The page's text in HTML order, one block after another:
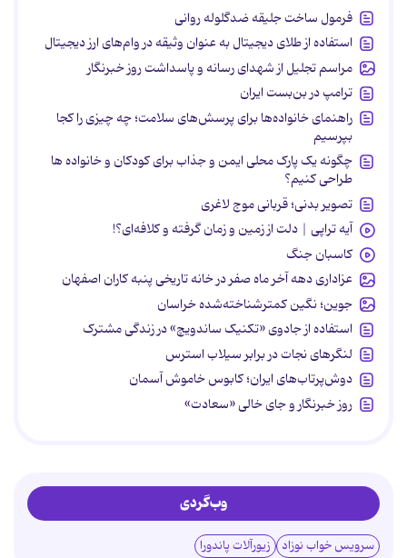
فرمول ساخت جلیقه ضدگلوله روانی
استفاده از طلای دیجیتال به عنوان وثیقه در وام‌های ارز دیجیتال
مراسم تجلیل از شهدای رسانه و پاسداشت روز خبرنگار
ترامپ در بن‌بست ایران
راهنمای خانواده‌ها برای پرسش‌های سلامت؛ چه چیزی را کجا
بپرسیم
چگونه یک پارک محلی ایمن و جذاب برای کودکان و خانواده ها
طراحی کنیم؟
تصویر بدنی؛ قربانی موج لاغری
آیه تراپی | دلت از زمین و زمان گرفته و کلافه‌ای؟!
کاسبان جنگ
عزاداری دهه آخر ماه صفر در خانه تاریخی پنبه کاران اصفهان
جوین؛ نگین کمترشناخته‌شده خراسان
استفاده از جادوی «تکنیک ساندویچ» در زندگی مشترک
لنگرهای نجات در برابر سیلاب استرس
دوش‌پرتاب‌های ایران؛ کابوس خاموش آسمان
روز خبرنگار و جای خالی «سعادت»
وب‌گردی
سرویس خواب نوزاد زیورآلات پاندورا